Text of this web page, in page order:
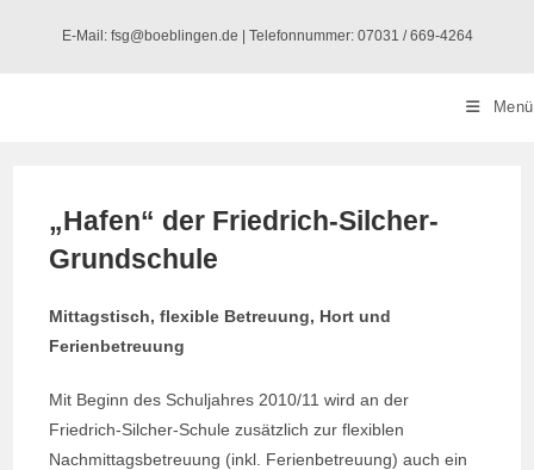
E-Mail: fsg@boeblingen.de | Telefonnummer: 07031 / 669-4264
Menü
„Hafen“ der Friedrich-Silcher-
Grundschule
Mittagstisch, flexible Betreuung, Hort und
Ferienbetreuung
Mit Beginn des Schuljahres 2010/11 wird an der
Friedrich-Silcher-Schule zusätzlich zur flexiblen
Nachmittagsbetreuung (inkl. Ferienbetreuung) auch ein